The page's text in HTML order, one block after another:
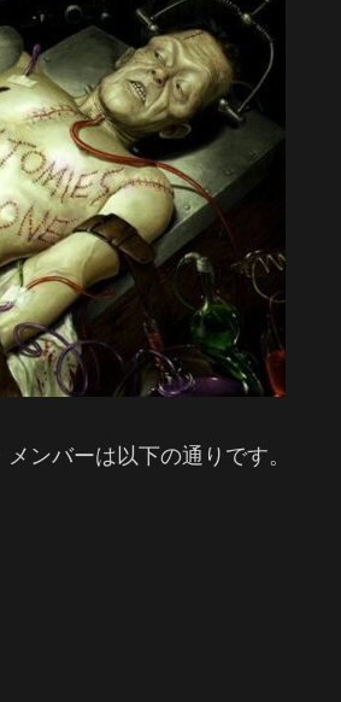
ンバーは以下の通りです。